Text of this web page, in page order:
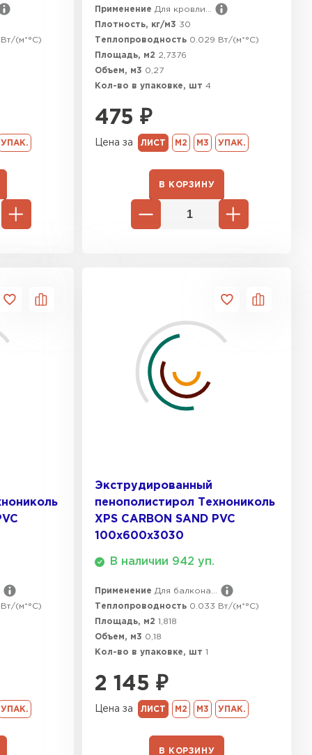
(м*°C)
УПАК.
Применение Для кровли...
Плотность, кг/м3 30
Теплопроводность 0.029 Вт/(м*°C)
Площадь, м2 2,7376
Объем, м3 0,27
Кол-во в упаковке, шт 4
475 ₽
Цена за ЛИСТ М2 М3 УПАК.
В КОРЗИНУ
(м*°C)
УПАК.
Экструдированный
пенополистирол Технониколь
XPS CARBON SAND PVC
100х600х3030
В наличии 942 уп.
Применение Для балкона...
Теплопроводность 0.033 Вт/(м*°C)
Площадь, м2 1,818
Объем, м3 0,18
Кол-во в упаковке, шт 1
2 145 ₽
Цена за ЛИСТ М2 М3 УПАК.
В КОРЗИНУ
Rockwool
Ursa